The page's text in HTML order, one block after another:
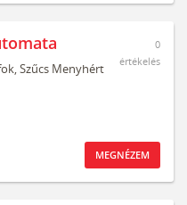
Szűcs Menyhért
0
értékelés
MEGNÉZEM